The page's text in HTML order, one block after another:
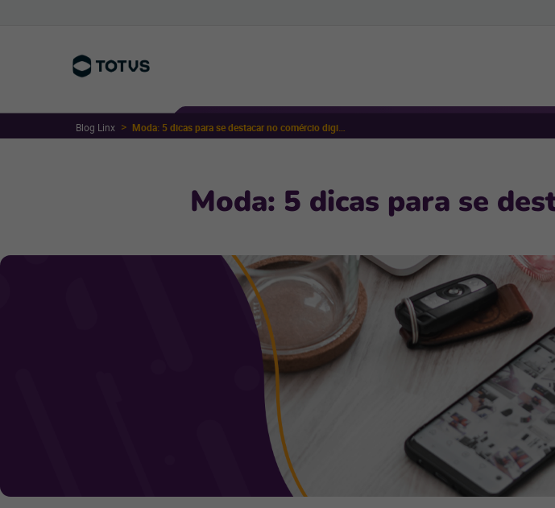
Blog Linx
Moda: 5 dicas para se